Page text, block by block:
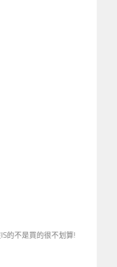
的不是買的很不划算!